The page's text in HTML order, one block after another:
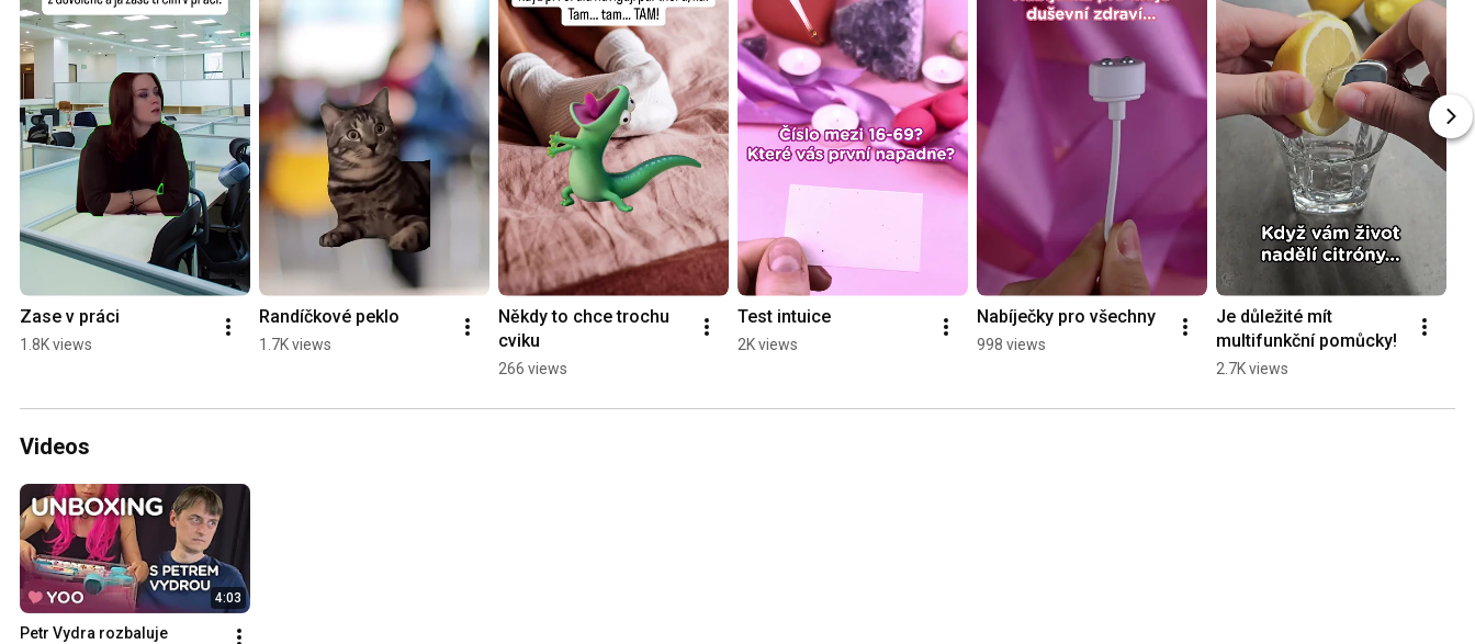
Zase v práci
1.8K views
Randíčkové peklo
1.7K views
Někdy to chce trochu
cviku
266 views
Test intuice
2K views
Nabíječky pro všechny
998 views
Je důležité mít
multifunkční pomůcky!
2.7K views
Videos
4:03
Petr Vydra rozbaluje